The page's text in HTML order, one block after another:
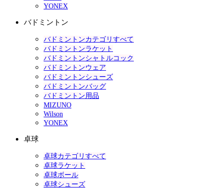
YONEX
バドミントン
バドミントンカテゴリすべて
バドミントンラケット
バドミントンシャトルコック
バドミントンウェア
バドミントンシューズ
バドミントンバッグ
バドミントン用品
MIZUNO
Wilson
YONEX
卓球
卓球カテゴリすべて
卓球ラケット
卓球ボール
卓球シューズ